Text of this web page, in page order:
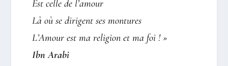
Est celle de l’amour
Là où se dirigent ses montures
L’Amour est ma religion et ma foi ! »
Ibn Arabi